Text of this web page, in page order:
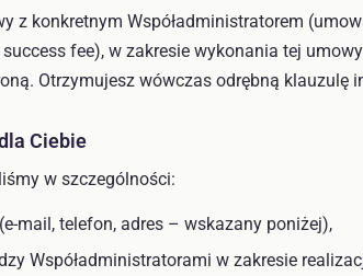
z konkretnym Współadministratorem
fee), w zakresie wykonania tej
Otrzymujesz wówczas odrębną klauzulę
Ciebie
w szczególności:
(e-mail, telefon, adres – wskazany poniżej),
Współadministratorami w zakresie